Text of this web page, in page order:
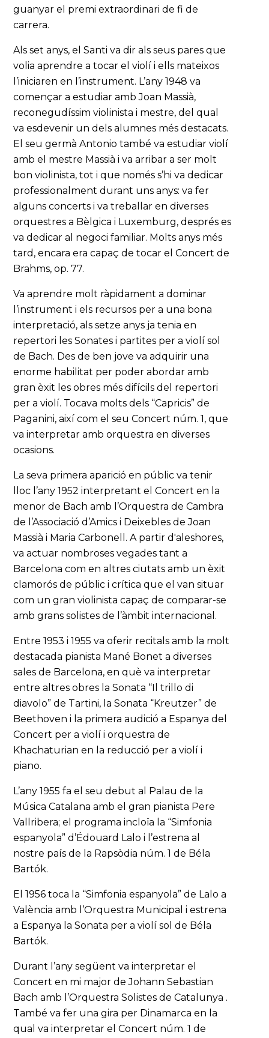
guanyar el premi extraordinari de fi de
carrera.
Als set anys, el Santi va dir als seus pares que
volia aprendre a tocar el violí i ells mateixos
l’iniciaren en l’instrument. L’any 1948 va
començar a estudiar amb Joan Massià,
reconegudíssim violinista i mestre, del qual
va esdevenir un dels alumnes més destacats.
El seu germà Antonio també va estudiar violí
amb el mestre Massià i va arribar a ser molt
bon violinista, tot i que només s’hi va dedicar
professionalment durant uns anys: va fer
alguns concerts i va treballar en diverses
orquestres a Bèlgica i Luxemburg, després es
va dedicar al negoci familiar. Molts anys més
tard, encara era capaç de tocar el Concert de
Brahms, op. 77.
Va aprendre molt ràpidament a dominar
l’instrument i els recursos per a una bona
interpretació, als setze anys ja tenia en
repertori les Sonates i partites per a violí sol
de Bach. Des de ben jove va adquirir una
enorme habilitat per poder abordar amb
gran èxit les obres més difícils del repertori
per a violí. Tocava molts dels “Capricis” de
Paganini, així com el seu Concert núm. 1, que
va interpretar amb orquestra en diverses
ocasions.
La seva primera aparició en públic va tenir
lloc l’any 1952 interpretant el Concert en la
menor de Bach amb l’Orquestra de Cambra
de l’Associació d’Amics i Deixebles de Joan
Massià i Maria Carbonell. A partir d'aleshores,
va actuar nombroses vegades tant a
Barcelona com en altres ciutats amb un èxit
clamorós de públic i crítica que el van situar
com un gran violinista capaç de comparar-se
amb grans solistes de l’àmbit internacional.
Entre 1953 i 1955 va oferir recitals amb la molt
destacada pianista Mané Bonet a diverses
sales de Barcelona, en què va interpretar
entre altres obres la Sonata “Il trillo di
diavolo” de Tartini, la Sonata “Kreutzer” de
Beethoven i la primera audició a Espanya del
Concert per a violí i orquestra de
Khachaturian en la reducció per a violí i
piano.
L’any 1955 fa el seu debut al Palau de la
Música Catalana amb el gran pianista Pere
Vallribera; el programa incloïa la “Simfonia
espanyola” d’Édouard Lalo i l’estrena al
nostre país de la Rapsòdia núm. 1 de Béla
Bartók.
El 1956 toca la “Simfonia espanyola” de Lalo a
València amb l’Orquestra Municipal i estrena
a Espanya la Sonata per a violí sol de Béla
Bartók.
Durant l’any següent va interpretar el
Concert en mi major de Johann Sebastian
Bach amb l’Orquestra Solistes de Catalunya .
També va fer una gira per Dinamarca en la
qual va interpretar el Concert núm. 1 de